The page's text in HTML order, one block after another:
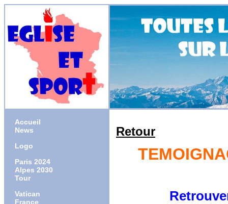
Accueil
News
Logo
Paris 2024
Alpes 2030
Tour
Vatican
France
Retour
Retrouver le